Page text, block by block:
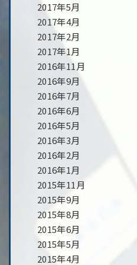
2017年5月
2017年4月
2017年2月
2017年1月
2016年11月
2016年9月
2016年7月
2016年6月
2016年5月
2016年3月
2016年2月
2016年1月
2015年11月
2015年9月
2015年8月
2015年6月
2015年5月
2015年4月